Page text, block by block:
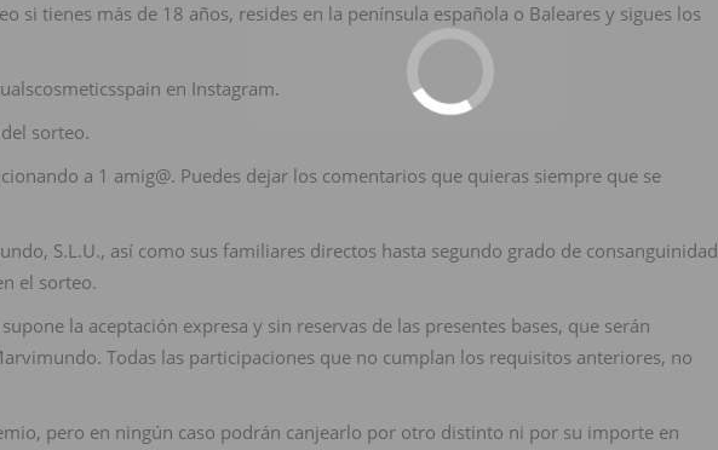
si tienes más de 18 años, resides en la península española o Baleares y sigues los
en Instagram.
sorteo.
a 1 amig@. Puedes dejar los comentarios que quieras siempre que se
S.L.U., así como sus familiares directos hasta segundo grado de consanguinidad
el sorteo.
la aceptación expresa y sin reservas de las presentes bases, que serán
Todas las participaciones que no cumplan los requisitos anteriores, no
pero en ningún caso podrán canjearlo por otro distinto ni por su importe en